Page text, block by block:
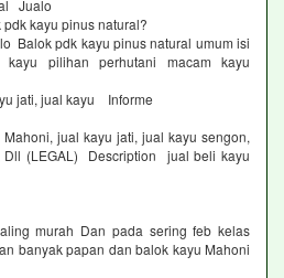
Jualo
kayu pinus natural?
Balok pdk kayu pinus natural umum isi
pilihan perhutani macam kayu
jati, jual kayu Informe
jual kayu jati, jual kayu sengon,
Dll (LEGAL) Description jual beli kayu
murah Dan pada sering feb kelas
banyak papan dan balok kayu Mahoni